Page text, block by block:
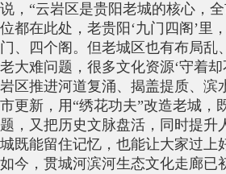
说，“云岩区是贵阳老城的核心，
位都在此处，老贵阳‘九门四阁’里
门、四个阁。但老城区也有布局乱
老大难问题，很多文化资源‘守着
岩区推进河道复涌、揭盖提质、滨
市更新，用“绣花功夫”改造老城，
题，又把历史文脉盘活，同时提升
城既能留住记忆，也能让大家过上
如今，贯城河滨河生态文化走廊已